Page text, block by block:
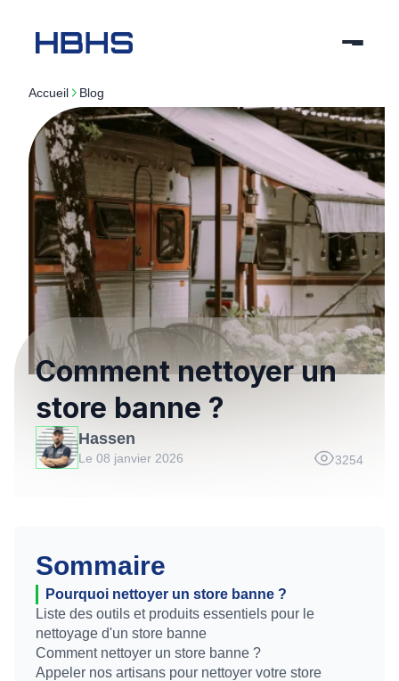
Accueil blog
Comment nettoyer un
store banne ?
Hassen
Le 08 janvier 2026 3254
Sommaire
Pourquoi nettoyer un store banne ?
Liste des outils et produits essentiels pour le
nettoyage d'un store banne
Comment nettoyer un store banne ?
Appeler nos artisans pour nettoyer votre store